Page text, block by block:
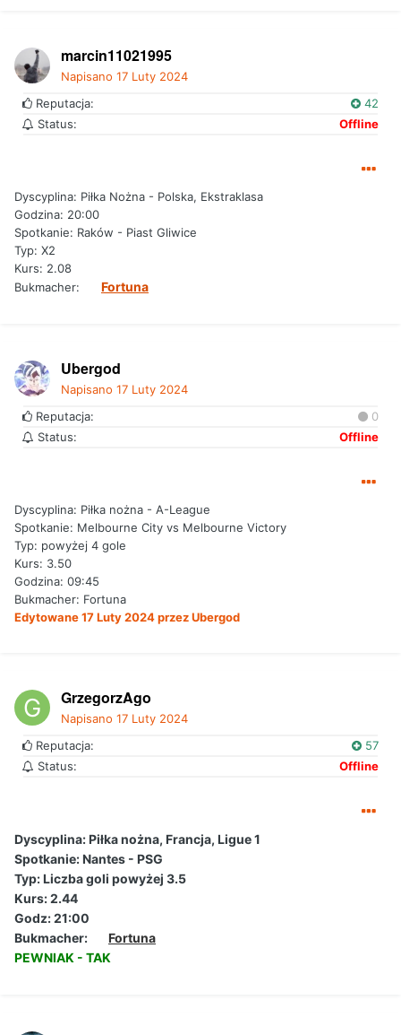
marcin11021995
Napisano 17 Luty 2024
Reputacja:
42
Status:
Offline
Dyscyplina: Piłka Nożna - Polska, Ekstraklasa
Godzina: 20:00
Spotkanie: Raków - Piast Gliwice
Typ: X2
Kurs: 2.08
Bukmacher:
Fortuna
Ubergod
Napisano 17 Luty 2024
Reputacja:
0
Status:
Offline
Dyscyplina: Piłka nożna - A-League
Spotkanie: Melbourne City vs Melbourne Victory
Typ: powyżej 4 gole
Kurs: 3.50
Godzina: 09:45
Bukmacher: Fortuna
Edytowane17 Luty 2024przez Ubergod
GrzegorzAgo
Napisano 17 Luty 2024
Reputacja:
57
Status:
Offline
Dyscyplina:Piłka nożna, Francja, Ligue 1
Spotkanie: Nantes - PSG
Typ:Liczba goli powyżej 3.5
Kurs: 2.44
Godz: 21:00
Bukmacher:
Fortuna
PEWNIAK - TAK